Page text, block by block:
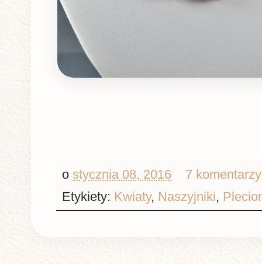
o stycznia 08, 2016
7
Etykiety: Kwiaty, Naszyjniki,